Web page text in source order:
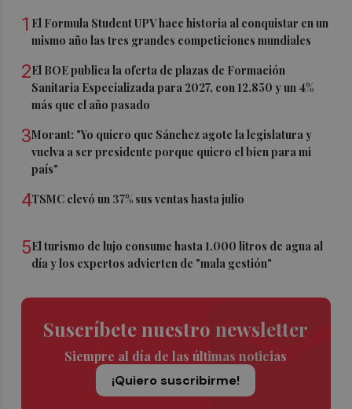
1 El Formula Student UPV hace historia al conquistar en un
mismo año las tres grandes competiciones mundiales
2El BOE publica la oferta de plazas de Formación
Sanitaria Especializada para 2027, con 12.850 y un 4%
más que el año pasado
3Morant: "Yo quiero que Sánchez agote la legislatura y
vuelva a ser presidente porque quiero el bien para mi
país"
4TSMC elevó un 37% sus ventas hasta julio
5El turismo de lujo consume hasta 1.000 litros de agua al
día y los expertos advierten de "mala gestión"
Suscríbete nuestro newsletter
Siempre al día de las últimas noticias
¡Quiero suscribirme!